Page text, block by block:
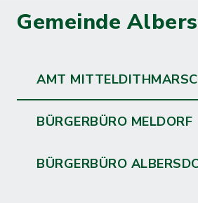
Gemeinde
AMT
BÜRGERBÜRO MELDORF
BÜRGERBÜRO